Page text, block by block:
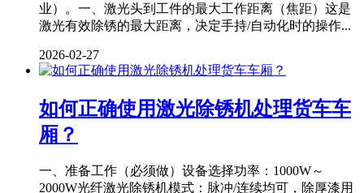
业）。一、激光头到工件的最大工作距离（焦距）这是
激光有效除锈的最大距离，决定手持/自动化时的操作...
2026-02-27
如何正确使用激光除锈机处理货车车
厢？
一、准备工作（必须做）设备选择功率：1000W～
2000W光纤激光除锈机模式：脉冲/连续均可，除厚漆用